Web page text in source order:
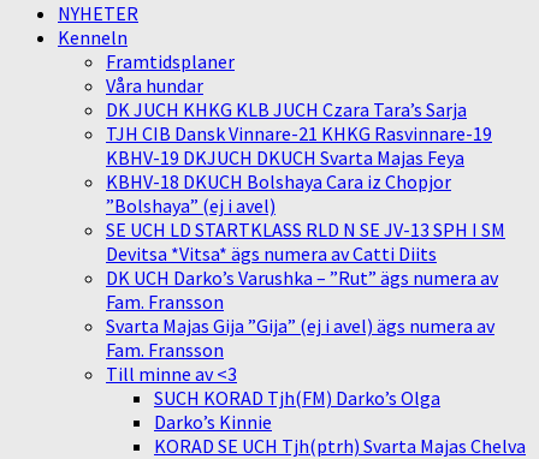
NYHETER
Kenneln
Framtidsplaner
Våra hundar
DK JUCH KHKG KLB JUCH Czara Tara’s Sarja
TJH CIB Dansk Vinnare-21 KHKG Rasvinnare-19
KBHV-19 DKJUCH DKUCH Svarta Majas Feya
KBHV-18 DKUCH Bolshaya Cara iz Chopjor
”Bolshaya” (ej i avel)
SE UCH LD STARTKLASS RLD N SE JV-13 SPH I SM
Devitsa *Vitsa* ägs numera av Catti Diits
DK UCH Darko’s Varushka – ”Rut” ägs numera av
Fam. Fransson
Svarta Majas Gija ”Gija” (ej i avel) ägs numera av
Fam. Fransson
Till minne av <3
SUCH KORAD Tjh(FM) Darko’s Olga
Darko’s Kinnie
KORAD SE UCH Tjh(ptrh) Svarta Majas Chelva